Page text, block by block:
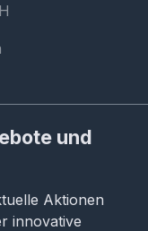
und
Aktionen
innovative